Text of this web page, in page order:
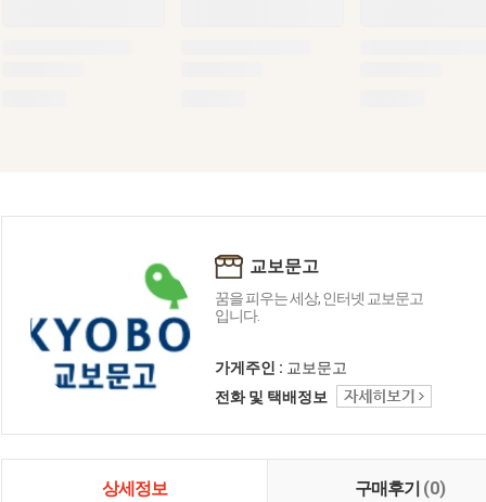
교보문고
꿈을 피우는 세상, 인터넷 교보문고
입니다.
가게주인 : 교보문고
전화 및 택배정보
상세정보 구매후기 (0)